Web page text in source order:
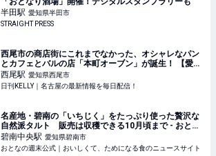
半田駅 愛知県半田市
STRAIGHT PRESS
西尾市の商店街にこれまでなかった、オシャレなパン
とカフェとバルの店「本町オーブン」が誕生！ 【愛
知・西尾市】 | 日刊KELLY｜名古屋の最新情報を毎日配
信！
西尾駅 愛知県西尾市
日刊KELLY｜名古屋の最新情報を毎日配信！
名産地・碧南の「いちじく」をたっぷり使った贅沢な
自然派タルト 販売は収穫できる10月頃まで - おとな
の週末公式｜おいしくて、ためになる食のニュースサ
イト
碧南中央駅 愛知県碧南市
おとなの週末公式｜おいしくて、ためになる食のニュースサイト